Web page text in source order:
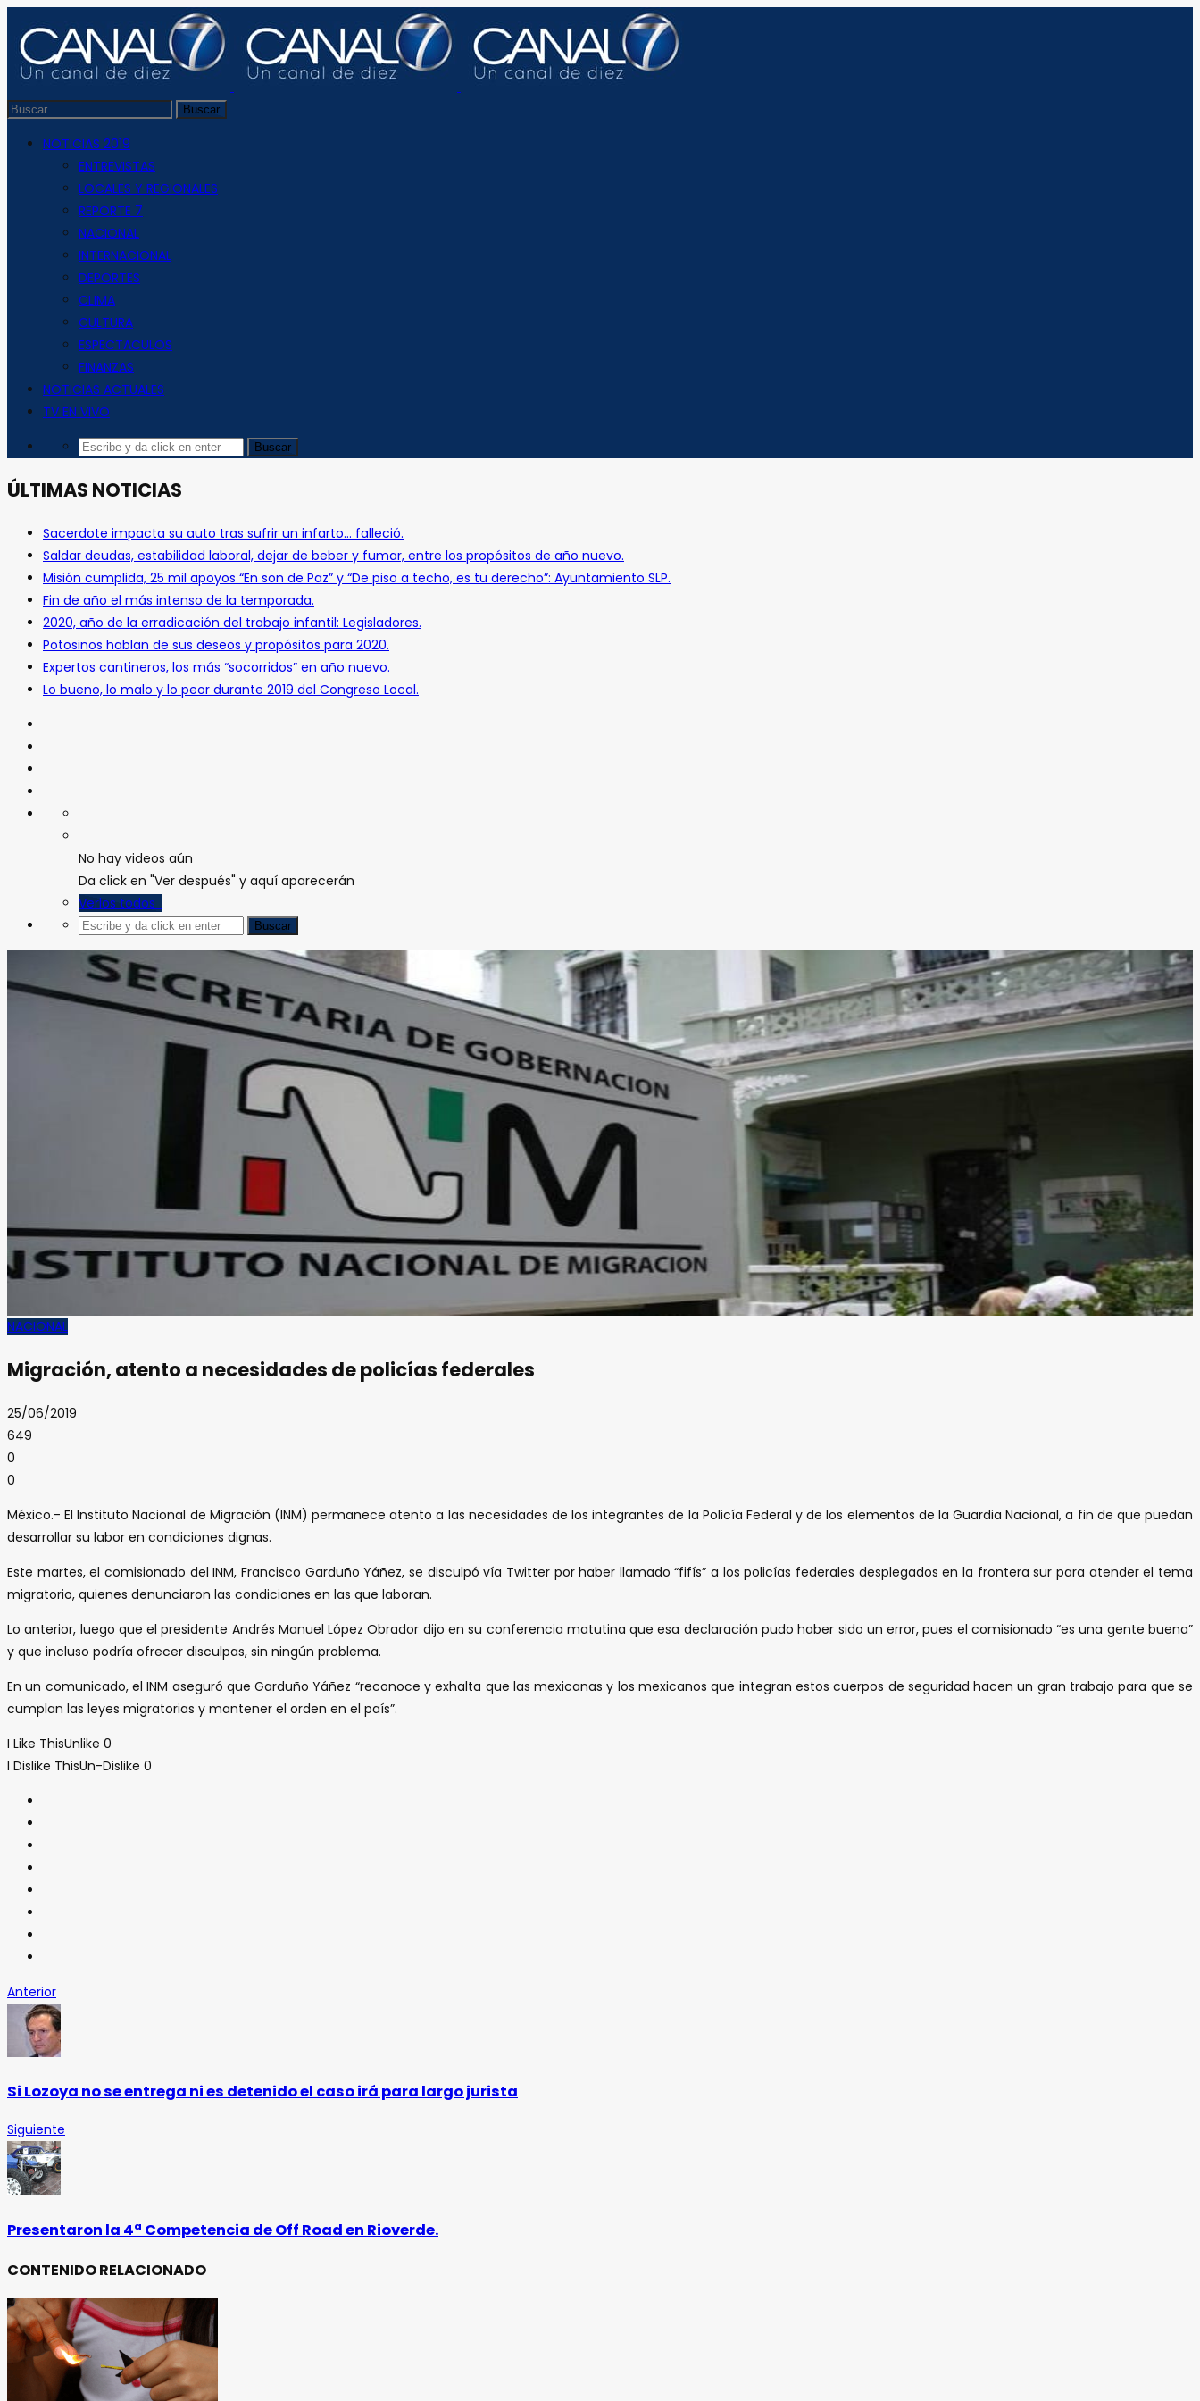
NOTICIAS 2019
ENTREVISTAS
LOCALES Y REGIONALES
REPORTE 7
NACIONAL
INTERNACIONAL
DEPORTES
CLIMA
CULTURA
ESPECTACULOS
FINANZAS
NOTICIAS ACTUALES
TV EN VIVO
ÚLTIMAS NOTICIAS
Sacerdote impacta su auto tras sufrir un infarto… falleció.
Saldar deudas, estabilidad laboral, dejar de beber y fumar, entre los propósitos de año nuevo.
Misión cumplida, 25 mil apoyos “En son de Paz” y “De piso a techo, es tu derecho”: Ayuntamiento SLP.
Fin de año el más intenso de la temporada.
2020, año de la erradicación del trabajo infantil: Legisladores.
Potosinos hablan de sus deseos y propósitos para 2020.
Expertos cantineros, los más “socorridos” en año nuevo.
Lo bueno, lo malo y lo peor durante 2019 del Congreso Local.
No hay videos aún
Da click en "Ver después" y aquí aparecerán
Verlos todos
NACIONAL
Migración, atento a necesidades de policías federales
25/06/2019
649
0
0
México.- El Instituto Nacional de Migración (INM) permanece atento a las necesidades de los integrantes de la Policía Federal y de los elementos de la Guardia Nacional, a fin de que puedan
desarrollar su labor en condiciones dignas.
Este martes, el comisionado del INM, Francisco Garduño Yáñez, se disculpó vía Twitter por haber llamado “fifís” a los policías federales desplegados en la frontera sur para atender el tema
migratorio, quienes denunciaron las condiciones en las que laboran.
Lo anterior, luego que el presidente Andrés Manuel López Obrador dijo en su conferencia matutina que esa declaración pudo haber sido un error, pues el comisionado “es una gente buena”
y que incluso podría ofrecer disculpas, sin ningún problema.
En un comunicado, el INM aseguró que Garduño Yáñez “reconoce y exhalta que las mexicanas y los mexicanos que integran estos cuerpos de seguridad hacen un gran trabajo para que se
cumplan las leyes migratorias y mantener el orden en el país”.
I Like ThisUnlike 0
I Dislike ThisUn-Dislike 0
Anterior
Si Lozoya no se entrega ni es detenido el caso irá para largo jurista
Siguiente
Presentaron la 4ª Competencia de Off Road en Rioverde.
CONTENIDO RELACIONADO